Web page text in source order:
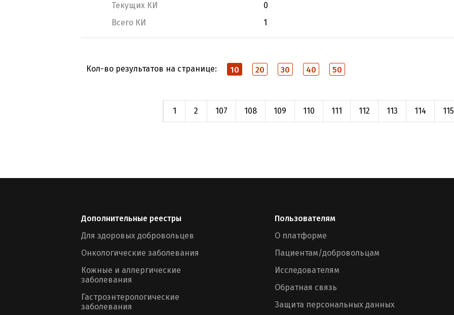
Текущих КИ
0
Всего КИ
1
Кол-во результатов на странице: 10 20 30 40 50
1 2 107 108 109 110 111 112 113 114 115
Дополнительные реестры
Для здоровых добровольцев
Онкологические заболевания
Кожные и аллергические
заболевания
Гастроэнтерологические
заболевания
Пользователям
О платформе
Пациентам/добровольцам
Исследователям
Обратная связь
Защита персональных данных